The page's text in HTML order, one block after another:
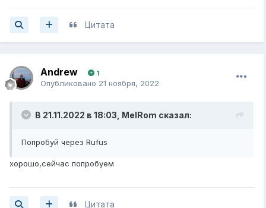
Цитата
Andrew 1
Опубликовано 21 ноября, 2022
В 21.11.2022 в 18:03, MelRom сказал:
Попробуй через Rufus
хорошо,сейчас попробуем
Цитата